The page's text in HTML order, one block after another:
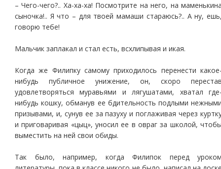
– Чего-чего?.. Ха-ха-ха! Посмотрите на него, на
сыночка!.. Я что – для твоей мамаши стараюсь?.. А ну,
говорю тебе!
Мальчик заплакал и стал есть, всхлипывая и икая.
Когда же Филипку самому приходилось перенести
нибудь публичное унижение, он, скоро
удовлетворяться муравьями и лягушатами, хватал
нибудь кошку, обманув ее бдительность подлыми
призывами, и, сунув ее за пазуху и поглаживая через
и приговаривая «цыц», уносил ее в овраг за школой,
выместить на ней свои обиды.
Так было, например, когда Филипок перед